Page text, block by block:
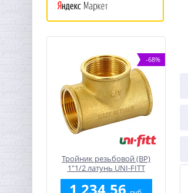
-68%
Тройник резьбовой (ВР)
1"1/2 латунь UNI-FITT